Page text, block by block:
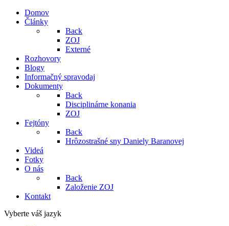
Domov
Články
Back
ZOJ
Externé
Rozhovory
Blogy
Informačný spravodaj
Dokumenty
Back
Disciplinárne konania
ZOJ
Fejtóny
Back
Hrôzostrašné sny Daniely Baranovej
Videá
Fotky
O nás
Back
Založenie ZOJ
Kontakt
Vyberte váš jazyk